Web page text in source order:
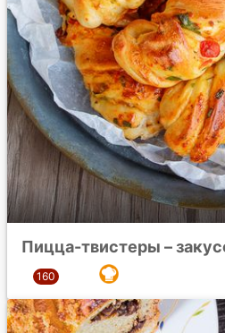
Пицца-твистеры –